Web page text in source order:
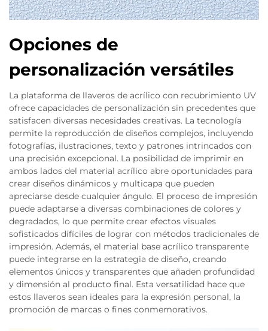
Opciones de
personalización versátiles
La plataforma de llaveros de acrílico con recubrimiento UV
ofrece capacidades de personalización sin precedentes que
satisfacen diversas necesidades creativas. La tecnología
permite la reproducción de diseños complejos, incluyendo
fotografías, ilustraciones, texto y patrones intrincados con
una precisión excepcional. La posibilidad de imprimir en
ambos lados del material acrílico abre oportunidades para
crear diseños dinámicos y multicapa que pueden
apreciarse desde cualquier ángulo. El proceso de impresión
puede adaptarse a diversas combinaciones de colores y
degradados, lo que permite crear efectos visuales
sofisticados difíciles de lograr con métodos tradicionales de
impresión. Además, el material base acrílico transparente
puede integrarse en la estrategia de diseño, creando
elementos únicos y transparentes que añaden profundidad
y dimensión al producto final. Esta versatilidad hace que
estos llaveros sean ideales para la expresión personal, la
promoción de marcas o fines conmemorativos.